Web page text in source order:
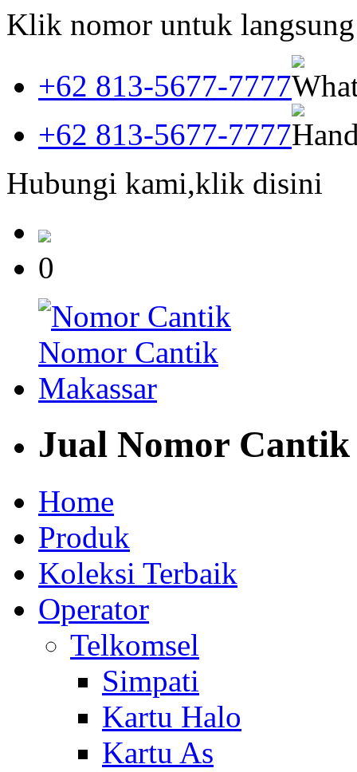
Klik nomor untuk
+62 813-5677-7777
+62 813-5677-7777
Hubungi kami,klik disini
0
Jual Nomor Cantik
Home
Produk
Koleksi Terbaik
Operator
Telkomsel
Simpati
Kartu Halo
Kartu As